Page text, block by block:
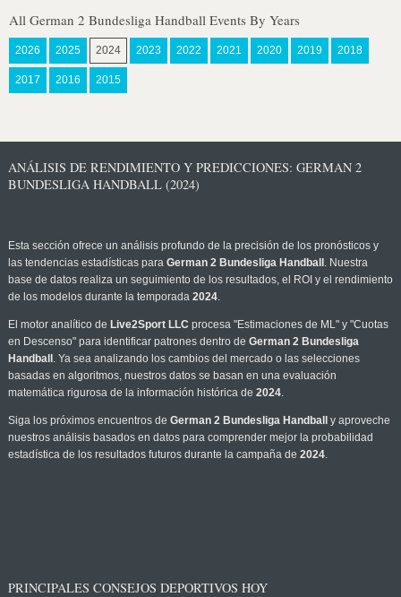
All German 2 Bundesliga Handball Events By Years
2026 2025 2024 2023 2022 2021 2020 2019 2018
2017 2016 2015
ANÁLISIS DE RENDIMIENTO Y PREDICCIONES: GERMAN 2
BUNDESLIGA HANDBALL (2024)
Esta sección ofrece un análisis profundo de la precisión de los pronósticos y
las tendencias estadísticas para German 2 Bundesliga Handball . Nuestra
base de datos realiza un seguimiento de los resultados, el ROI y el rendimiento
de los modelos durante la temporada 2024.
El motor analítico de Live2Sport LLC procesa "Estimaciones de ML" y "Cuotas
en Descenso" para identificar patrones dentro de German 2 Bundesliga
Handball . Ya sea analizando los cambios del mercado o las selecciones
basadas en algoritmos, nuestros datos se basan en una evaluación
matemática rigurosa de la información histórica de 2024.
Siga los próximos encuentros de German 2 Bundesliga Handball
y aproveche
nuestros análisis basados en datos para comprender mejor la probabilidad
estadística de los resultados futuros durante la campaña de 2024.
PRINCIPALES CONSEJOS DEPORTIVOS HOY